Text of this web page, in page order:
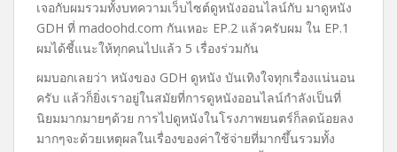
เจอกับผมรวมทั้งบทความเว็บไซต์ดูหนังออนไลน์กับ มาดูหนัง
GDH ที่ madoohd.com กันเหอะ EP.2 แล้วครับผม ใน EP.1
ผมได้ชี้แนะให้ทุกคนไปแล้ว 5 เรื่องร่วมกัน
ผมบอกเลยว่า หนังของ GDH ดูหนัง บันเทิงใจทุกเรื่องแน่นอน
ครับ แล้วก็ยิ่งเราอยู่ในสมัยที่การดูหนังออนไลน์กำลังเป็นที่
นิยมมากมายๆด้วย การไปดูหนังในโรงภาพยนตร์ก็ลดน้อยลง
มากๆจะด้วยเหตุผลในเรื่องของค่าใช้จ่ายที่มากขึ้นรวมทั้ง